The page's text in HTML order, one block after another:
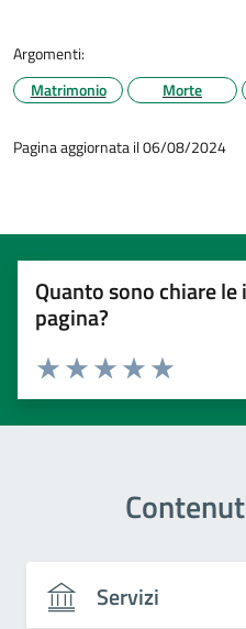
Argomenti:
Matrimonio
Morte
Pagina aggiornata il 06/08/2024
Quanto sono chiare
pagina?
Valuta 5
Valuta 4 stelle
Valuta 3 stelle su 5
Valuta 2 stelle su 5
Valuta 1 stelle su 5
Servizi